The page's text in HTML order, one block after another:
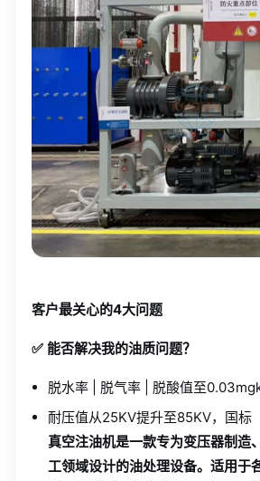
客户最关心的4大问题
✅ 能否解决我的油质问题？
脱水率 | 脱气率 | 脱酸值至
耐压值从25KV提升至85KV，国标
真空注油机是一款专为变压器制造
工领域设计的油处理设备。适用于